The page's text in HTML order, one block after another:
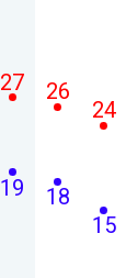
19
27
18
26
15
24